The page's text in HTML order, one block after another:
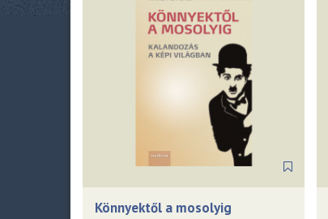
Könnyektől a mosolyig